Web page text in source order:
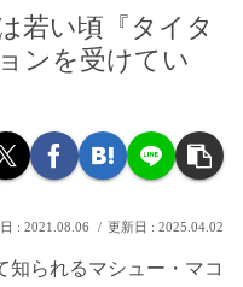
若い頃『タイタ
ンを受けてい
2021.08.06 2025.04.02
知られるマシュー・マコ